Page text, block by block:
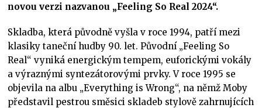
novou verzi nazvanou „Feeling So Real 2024“.
Skladba, která původně vyšla v roce 1994, patří mezi
klasiky taneční hudby 90. let. Původní „Feeling So
Real“ vyniká energickým tempem, euforickými vokály
a výraznými syntezátorovými prvky. V roce 1995 se
objevila na albu „Everything is Wrong“, na němž Moby
představil pestrou směsici skladeb stylově zahrnujících